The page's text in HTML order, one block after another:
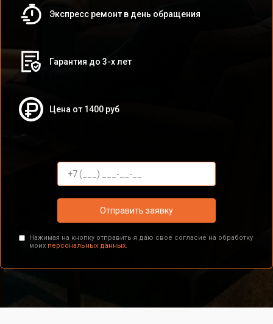
Экспресс ремонт в день обращения
Гарантия до 3-х лет
Цена от 1400 руб
Отправить заявку
Нажимая на кнопку отправить я даю свое согласие на обработку
моих персональных данных.